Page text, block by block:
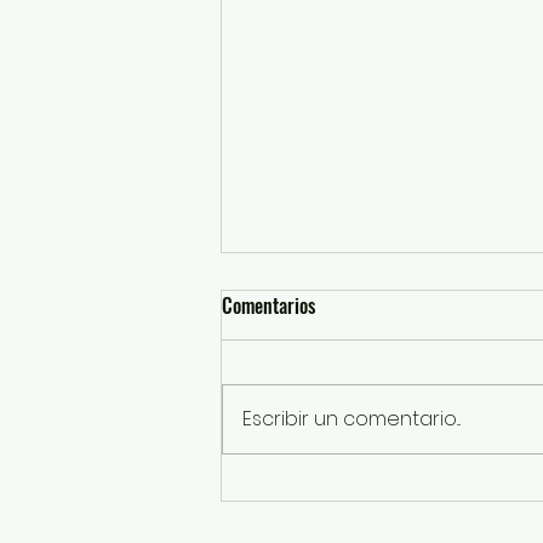
“Tenemos una Gobernadora
Comentarios
Escribir un comentario...